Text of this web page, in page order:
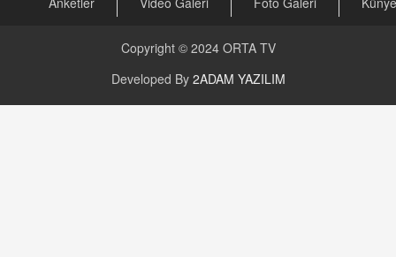
Copyright © 2024 ORTA TV
Developed By 2ADAM YAZILIM